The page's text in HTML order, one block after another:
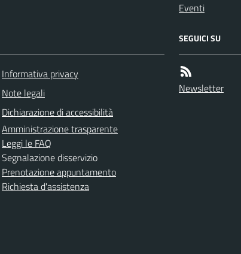
Eventi
Informativa privacy
Note legali
Dichiarazione di accessibilità
Amministrazione trasparente
Leggi le FAQ
Segnalazione disservizio
Prenotazione appuntamento
Richiesta d'assistenza
SEGUICI SU
Newsletter